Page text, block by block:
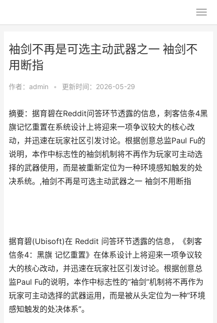
袖剑不再是可选主动武器之一 袖剑不
用断指
作者： admin • 更新时间：2026-05-29
摘要：据育碧在Reddit问答环节透露的信息，刺客信条4黑
旗记忆重置在系统设计上将迎来一项争议较大的核心改
动，并迅速在玩家社区引发讨论。根据创意总监Paul Fu的
说明，本作中标志性的袖剑机制将不再作为玩家可主动选
择的武器使用，而是被重新定位为一种环境感知触发的处
决系统。,袖剑不再是可选主动武器之一 袖剑不用断指
据育碧(Ubisoft)在 Reddit 问答环节透露的信息，《刺客
信条4：黑旗 记忆重置》在体系设计上将迎来一项争议较
大的核心改动，并迅速在玩家社区引发讨论。根据创意总
监Paul Fu的说明，本作中标志性的“袖剑”机制将不再作为
玩家可主动选择的武器运用，而是被从头定位为一种“环境
感知触发的处决体系”。